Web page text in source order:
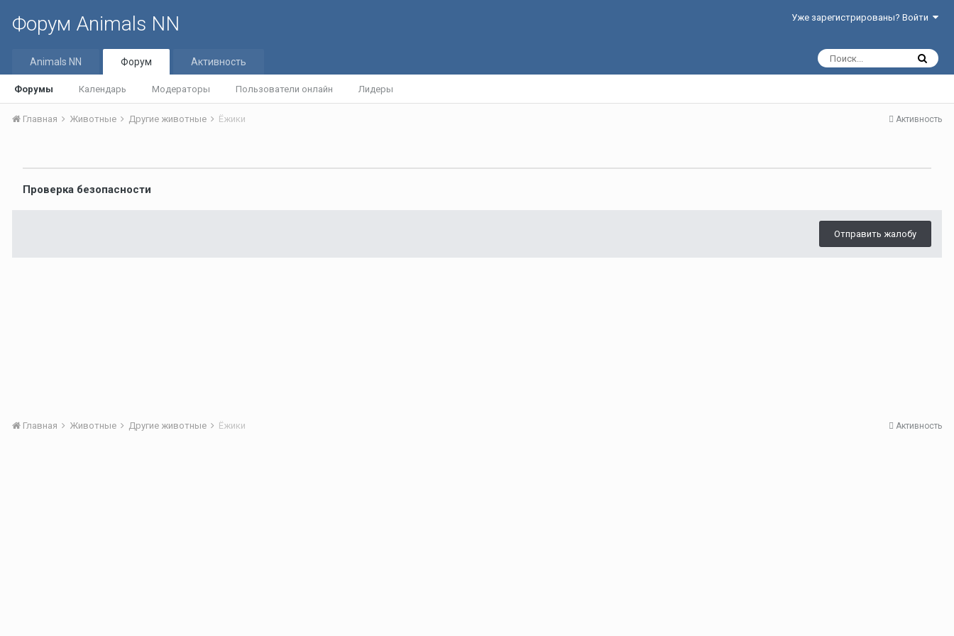
Форум Animals NN Уже зарегистрированы? Войти
Animals NN Форум
Форумы Календарь Модераторы Пользователи онлайн Лидеры
Активность
Активность
Главная Животные Другие животные Ёжики
Проверка безопасности
Отправить жалобу
Активность
Главная Животные Другие животные Ёжики